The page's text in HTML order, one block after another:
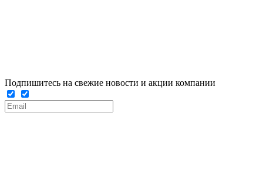
Подпишитесь на свежие новости и акции компании